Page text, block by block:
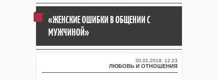
«ЖЕНСКИЕ ОШИБКИ В ОБЩЕНИИ С
МУЖЧИНОЙ»
30.01.2018, 12:23
ЛЮБОВЬ И ОТНОШЕНИЯ